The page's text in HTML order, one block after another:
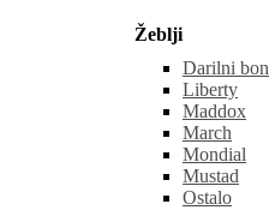
Žeblji
Darilni bon
Liberty
Maddox
March
Mondial
Mustad
Ostalo